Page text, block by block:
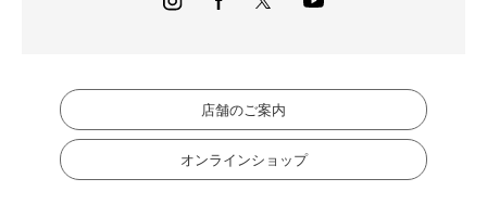
店舗のご案内
オンラインショップ